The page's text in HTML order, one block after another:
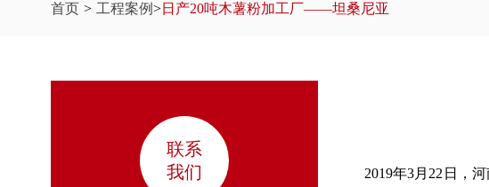
首页 > 工程案例>日产20吨木薯粉加工厂——坦桑尼亚
联系
我们
2019年3月22日，